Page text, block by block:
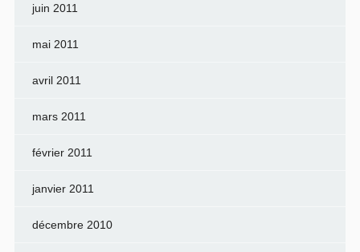
juin 2011
mai 2011
avril 2011
mars 2011
février 2011
janvier 2011
décembre 2010